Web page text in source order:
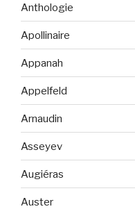
Anthologie
Apollinaire
Appanah
Appelfeld
Arnaudin
Asseyev
Augiéras
Auster